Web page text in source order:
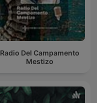
Radio Del Campamento
Mestizo